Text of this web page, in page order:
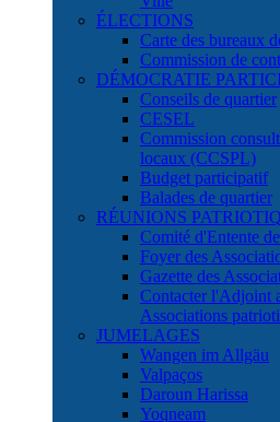
ÉLECTIONS
Carte des bureaux
Commission de
DÉMOCRATIE
Conseils de quartier
CESEL
Commission
locaux (CCSPL)
Budget participatif
Balades de quartier
RÉUNIONS
Comité d'Entente
Foyer des
Gazette des
Contacter l'Adjoint
Associations
JUMELAGES
Wangen im Allgäu
Valpaços
Daroun Harissa
Yoqneam